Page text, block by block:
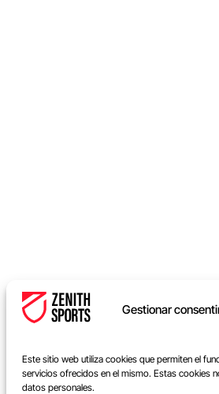
Gestionar
Este sitio web utiliza cookies que permiten el
servicios ofrecidos en el mismo. Estas cookies
datos personales.